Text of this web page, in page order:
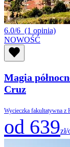
6.0/6 (1 opinia)
NOWOŚĆ
Magia
Cruz
Wycieczka fakultatywna z
od 639zł/